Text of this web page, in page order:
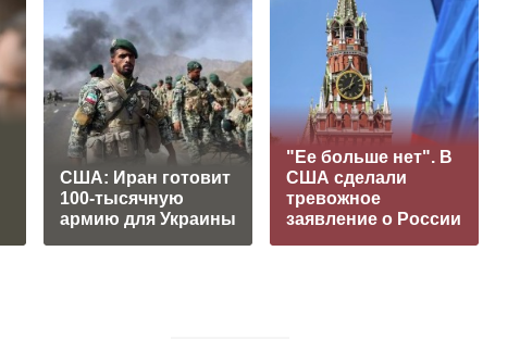
США: Иран готовит
100-тысячную
армию для Украины
"Ее больше нет". В
США сделали
тревожное
заявление о России